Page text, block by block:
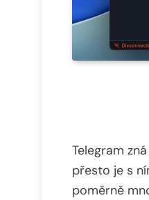
Telegram
přesto je s
poměrně